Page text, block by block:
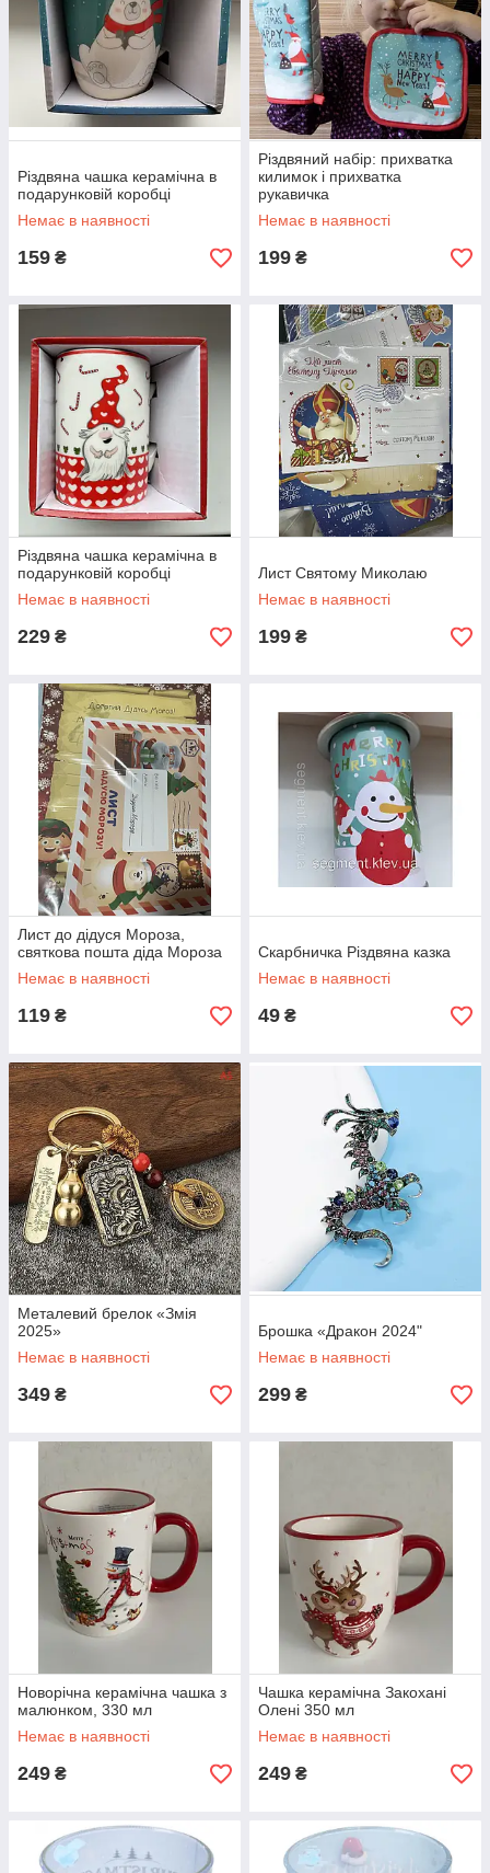
Різдвяна чашка керамічна в
подарунковій коробці
Немає в наявності
159 ₴
Різдвяний набір: прихватка
килимок і прихватка
рукавичка
Немає в наявності
199 ₴
Різдвяна чашка керамічна в
подарунковій коробці
Немає в наявності
229 ₴
Лист Святому Миколаю
Немає в наявності
199 ₴
Лист до дідуся Мороза,
святкова пошта діда Мороза
Немає в наявності
119 ₴
Скарбничка Різдвяна казка
Немає в наявності
49 ₴
Металевий брелок «Змія
2025»
Немає в наявності
349 ₴
Брошка «Дракон 2024"
Немає в наявності
299 ₴
Новорічна керамічна чашка з
малюнком, 330 мл
Немає в наявності
249 ₴
Чашка керамічна Закохані
Олені 350 мл
Немає в наявності
249 ₴